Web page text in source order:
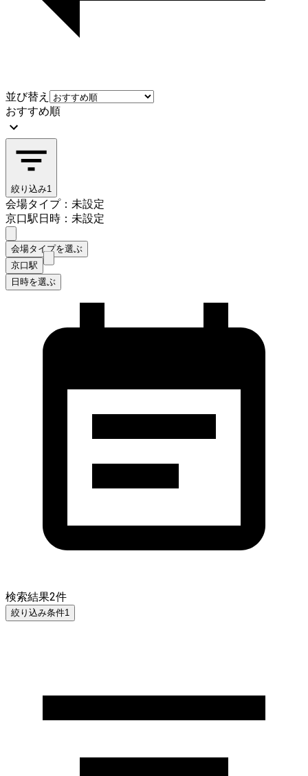
並び替え
おすすめ順
絞り込み1
会場タイプ：未設定
京口駅日時：未設定
会場タイプを選ぶ
京口駅
日時を選ぶ
検索結果2件
絞り込み条件1